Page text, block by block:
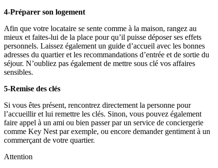
4-Préparer son logement
Afin que votre locataire se sente comme à la maison, rangez au
mieux et faites-lui de la place pour qu’il puisse déposer ses effets
personnels. Laissez également un guide d’accueil avec les bonnes
adresses du quartier et les recommandations d’entrée et de sortie du
séjour. N’oubliez pas également de mettre sous clé vos affaires
sensibles.
5-Remise des clés
Si vous êtes présent, rencontrez directement la personne pour
l’accueillir et lui remettre les clés. Sinon, vous pouvez également
faire appel à un ami ou bien passer par un service de conciergerie
comme Key Nest par exemple, ou encore demander gentiment à un
commerçant de votre quartier.
Attention